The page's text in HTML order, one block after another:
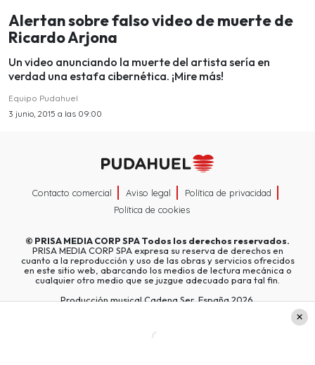
Alertan sobre falso video de muerte de
Ricardo Arjona
Un video anunciando la muerte del artista sería en
verdad una estafa cibernética. ¡Mire más!
Equipo Pudahuel
3 junio, 2015 a las 09:00
Contacto comercial Aviso legal
Política de privacidad
Política de cookies
© PRISA MEDIA CORP SPATodos los derechos reservados.
PRISA MEDIA CORP SPA expresa su reserva de derechos en
cuanto a la reproducción y uso de las obras y servicios ofrecidos
en este sitio web, abarcando los medios de lectura mecánica o
cualquier otro medio que se juzgue adecuado para tal fin.
Producción musical Cadena Ser, España 2026.